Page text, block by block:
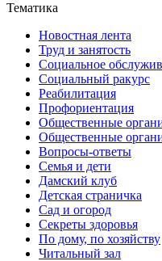
Тематика
Новостная лента
Труд и занятость
Социальное
Социальный ракурс
Реабилитация
Профориентация
Общественные
Общественные
Вопросы-ответы
Семья и дети
Дамский клуб
Детская страничка
Сад и огород
Секреты здоровья
По дому, по хозяйству
Читальный зал